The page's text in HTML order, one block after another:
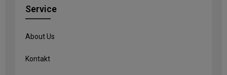
Service
About Us
Kontakt